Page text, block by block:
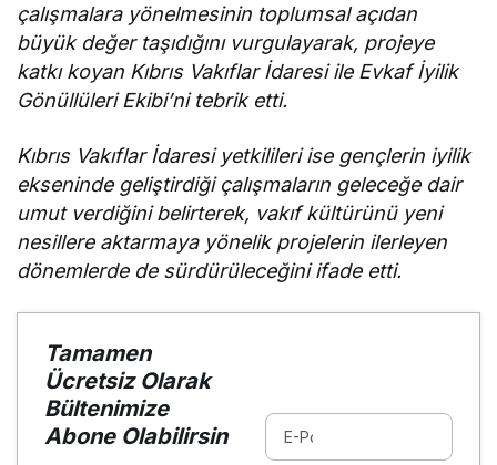
çalışmalara yönelmesinin toplumsal açıdan
büyük değer taşıdığını vurgulayarak, projeye
katkı koyan Kıbrıs Vakıflar İdaresi ile Evkaf İyilik
Gönüllüleri Ekibi’ni tebrik etti.
Kıbrıs Vakıflar İdaresi yetkilileri ise gençlerin iyilik
ekseninde geliştirdiği çalışmaların geleceğe dair
umut verdiğini belirterek, vakıf kültürünü yeni
nesillere aktarmaya yönelik projelerin ilerleyen
dönemlerde de sürdürüleceğini ifade etti.
Tamamen
Ücretsiz Olarak
Bültenimize
Abone Olabilirsin